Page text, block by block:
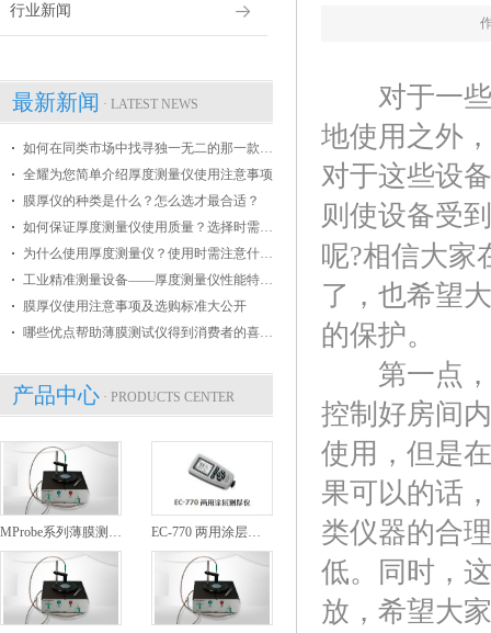
行业新闻
最新新闻 · LATEST NEWS
如何在同类市场中找寻独一无二的那一款膜厚仪
全耀为您简单介绍厚度测量仪使用注意事项
膜厚仪的种类是什么？怎么选才最合适？
如何保证厚度测量仪使用质量？选择时需掌握哪些条件？
为什么使用厚度测量仪？使用时需注意什么？
工业精准测量设备——厚度测量仪性能特点介绍
膜厚仪使用注意事项及选购标准大公开
哪些优点帮助薄膜测试仪得到消费者的喜爱？
产品中心 · PRODUCTS CENTER
MProbe系列薄膜测厚仪 EC-770 两用涂层测厚仪
对于一些
地使用之外
对于这些设
则使设备受
呢?相信大家
了，也希望
的保护。
第一点，
控制好房间
使用，但是
果可以的话
类仪器的合
低。同时，
放，希望大